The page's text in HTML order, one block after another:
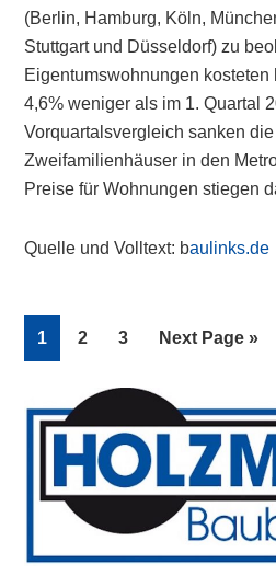
(Berlin, Hamburg, Köln,
Stuttgart und Düsseldorf) zu
Eigentumswohnungen
4,6% weniger als im 1. Quartal
Vorquartalsvergleich sanken
Zweifamilienhäuser in den
Preise für Wohnungen stiegen
Quelle und Volltext: baulinks.de
Page
1 Page
2 Page
3
Go
Next Page »
Primary
Sidebar